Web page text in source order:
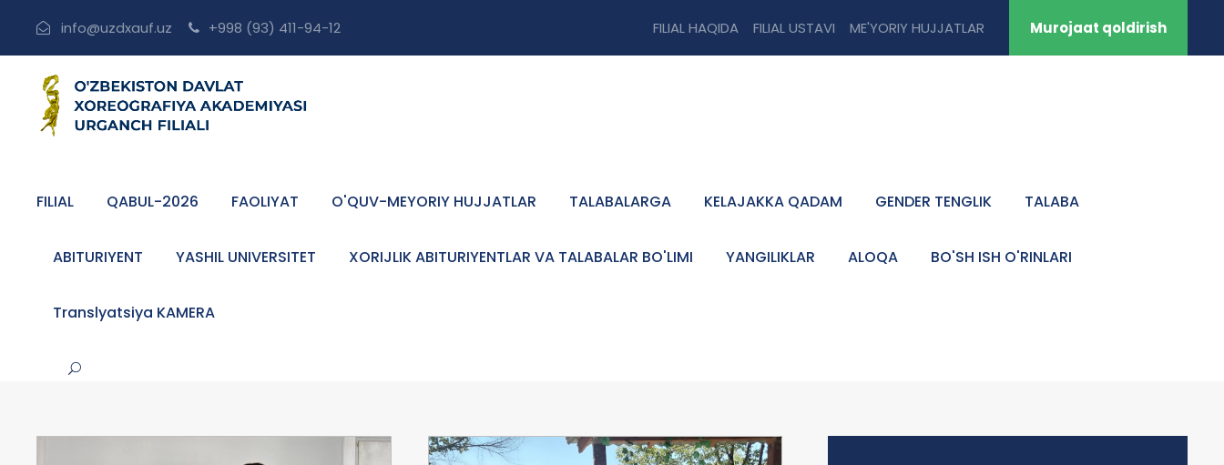
info@uzdxauf.uz +998 (93) 411-94-12 FILIAL HAQIDA FILIAL USTAVI ME'YORIY HUJJATLAR Murojaat qoldirish
FILIAL QABUL-2026 FAOLIYAT O'QUV-MEYORIY HUJJATLAR TALABALARGA KELAJAKKA QADAM GENDER TENGLIK TALABA
ABITURIYENT YASHIL UNIVERSITET XORIJLIK ABITURIYENTLAR VA TALABALAR BO'LIMI YANGILIKLAR ALOQA BO'SH ISH O'RINLARI
Translyatsiya KAMERA